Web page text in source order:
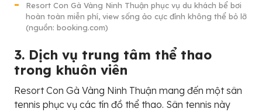
Resort Con Gà Vàng Ninh Thuận phục vụ du khách bể bơi
hoàn toàn miễn phí, view sống ảo cực đỉnh không thể bỏ lỡ
(nguồn: booking.com)
3. Dịch vụ trung tâm thể thao
trong khuôn viên
Resort Con Gà Vàng Ninh Thuận mang đến một sân
tennis phục vụ các tín đồ thể thao. Sân tennis này